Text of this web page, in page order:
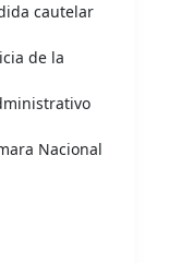
cautelar
de la
Nacional